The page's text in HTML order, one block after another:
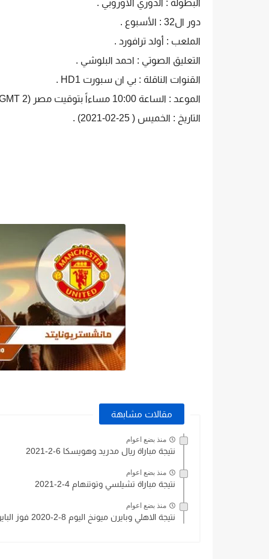
البطولة : الدوري الاوروبي .
دور ال32 : الأسبوع .
الملعب : أولد ترافورد .
التعليق الصوتي : احمد البلوشي .
القنوات الناقلة : بي ان سبورت HD1 .
الموعد : الساعة 10:00 مساءاً بتوقيت مصر (GMT 2+) .
التاريخ : الخميس ( 25-02-2021) .
مقالات مشابهة
منذ بضع اعوام
نتيجة مباراة ريال مدريد وهويسكا 6-2-2021
منذ بضع اعوام
نتيجة مباراة تشيلسي وتوتنهام 4-2-2021
منذ بضع اعوام
نتيجة الاهلي وبايرن ميونخ اليوم 8-2-2020 فوز البايرن